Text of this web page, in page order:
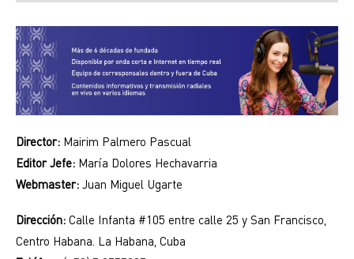
Director: Mairim Palmero Pascual
Editor Jefe: María Dolores Hechavarria
Webmaster: Juan Miguel Ugarte
Dirección: Calle Infanta #105 entre calle 25 y San Francisco,
Centro Habana. La Habana, Cuba